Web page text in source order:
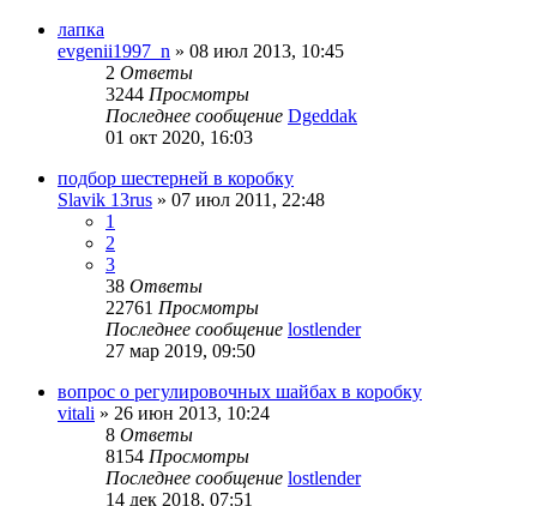
лапка
evgenii1997_n » 08 июл 2013, 10:45
2 Ответы
3244 Просмотры
Последнее сообщение Dgeddak
01 окт 2020, 16:03
подбор шестерней в коробку
Slavik 13rus » 07 июл 2011, 22:48
1
2
3
38 Ответы
22761 Просмотры
Последнее сообщение lostlender
27 мар 2019, 09:50
вопрос о регулировочных шайбах в коробку
vitali » 26 июн 2013, 10:24
8 Ответы
8154 Просмотры
Последнее сообщение lostlender
14 дек 2018, 07:51